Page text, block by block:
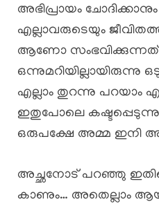
അഭിപ്രായം
എല്ലാവരുടെയും
ആണോ സംഭവിക്കുന്നത്
എല്ലാം തുറന്നു പറയാം
ഇതുപോലെ
ഒരുപക്ഷേ അമ്മ ഇനി
അച്ഛനോട് പറഞ്ഞു
കാണും… അതെല്ലാം